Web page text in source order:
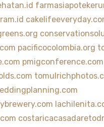
pacificocolombia.org
pmigconference.com